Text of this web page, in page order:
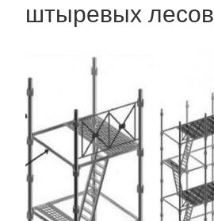
штыревых лесов